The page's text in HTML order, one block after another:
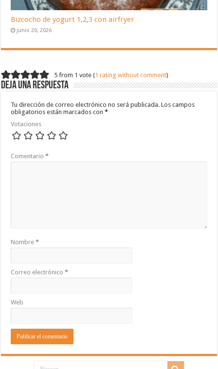
Bizcocho de yogurt 1,2,3 con airfryer
junio 20, 2026
5 from 1 vote (1 rating without comment)
Deja una respuesta
Tu dirección de correo electrónico no será publicada. Los campos
obligatorios están marcados con*
Votaciones
Comentario*
Nombre*
Correo electrónico*
Web